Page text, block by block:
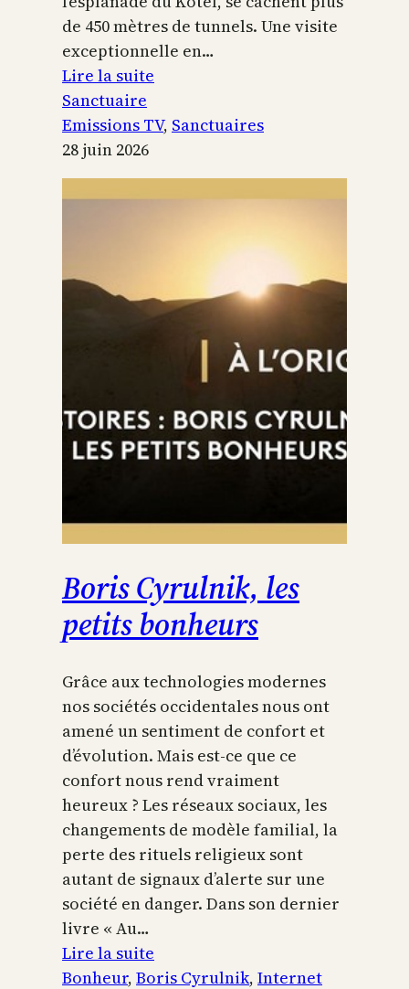
de 450 mètres de tunnels. Une visite
exceptionnelle en…
Lire la suite
Temple
Jérusalem
Sanctuaire
Emissions TV, Sanctuaires
28 juin 2026
Boris Cyrulnik, les
petits bonheurs
Grâce aux technologies modernes
nos sociétés occidentales nous ont
amené un sentiment de confort et
d’évolution. Mais est-ce que ce
confort nous rend vraiment
heureux ? Les réseaux sociaux, les
changements de modèle familial, la
perte des rituels religieux sont
autant de signaux d’alerte sur une
société en danger. Dans son dernier
livre « Au…
Lire la suite
Boris
Bonheur, Boris Cyrulnik, Internet